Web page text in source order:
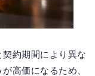
約期間により異な
高価になるため、